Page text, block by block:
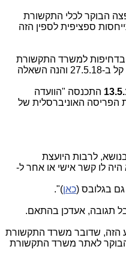
הבוקר לכלי התקשורת
ספציפית לספין הזה
למשרד התקשורת
וחזרתי ושאלתי עם עדכון קל ב-27.5.18 והנה השאלה
התכנסה "הוועדה
הפריסה האוניברסלית של
לרבות היועצת
לו קשר אישי או אחר ל-
גם בגלובס (כאן)".
תגובה, אעדכן בהתאם.
הזה, שדובר משרד התקשורת
שעלו הבוקר לאתר משרד התקשורת